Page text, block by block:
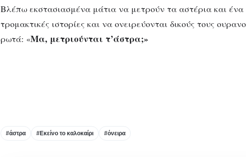
Βλέπω εκστασιασμένα μάτια να μετρούν τα αστέρια και
τρομακτικές ιστορίες και να ονειρεύονται δικούς τους
ρωτά: «Μα, μετριούνται τ’άστρα;»
#άστρα #Εκείνο το καλοκαίρι #όνειρα